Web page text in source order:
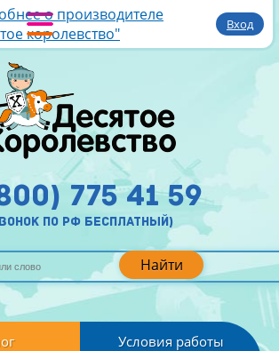
о производителе
королевство"
Вход
Найти
775 41 59
по рф бесплатный)
Условия работы